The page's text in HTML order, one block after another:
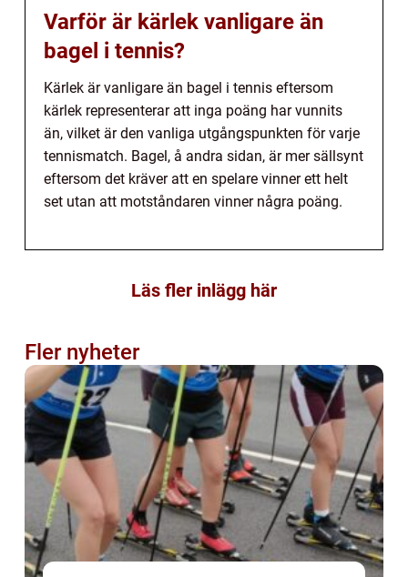
Varför är kärlek vanligare än
bagel i tennis?
Kärlek är vanligare än bagel i tennis eftersom
kärlek representerar att inga poäng har vunnits
än, vilket är den vanliga utgångspunkten för varje
tennismatch. Bagel, å andra sidan, är mer sällsynt
eftersom det kräver att en spelare vinner ett helt
set utan att motståndaren vinner några poäng.
Läs fler inlägg här
Fler nyheter